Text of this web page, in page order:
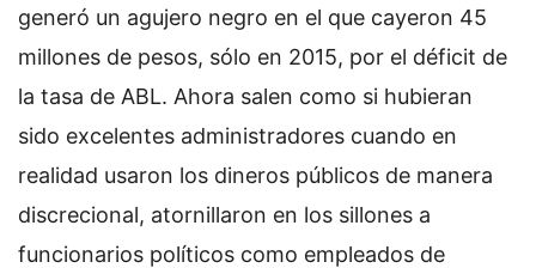
generó un agujero negro en el que cayeron 45
millones de pesos, sólo en 2015, por el déficit de
la tasa de ABL. Ahora salen como si hubieran
sido excelentes administradores cuando en
realidad usaron los dineros públicos de manera
discrecional, atornillaron en los sillones a
funcionarios políticos como empleados de